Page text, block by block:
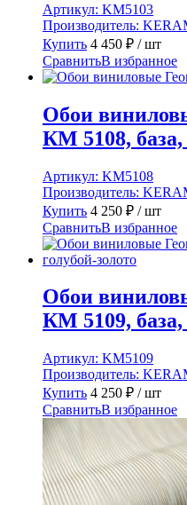
Артикул: KM5103
Производитель:
Купить 4 450 ₽ / шт
СравнитьВ избранное
Обои
КМ 5108,
Артикул: KM5108
Производитель:
Купить 4 250 ₽ / шт
СравнитьВ избранное
Обои
КМ 5109, база,
Артикул: KM5109
Производитель:
Купить 4 250 ₽ / шт
СравнитьВ избранное